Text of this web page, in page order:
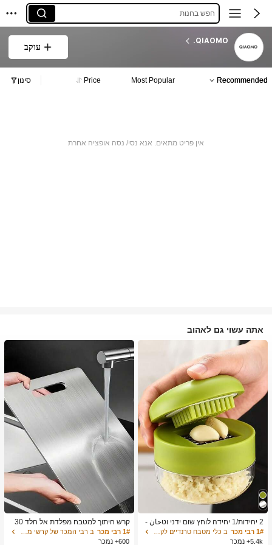
חפש בחנות
QIAOMO.
עוקב
Recommended
Most Popular
Price סינון
אין פריט מתאים. אנא נסי/ נסה אופציה אחרת
אתה עשוי גם לאהוב
2 יחידות/1 יחידה לוחץ שום ידני וטحان -
כלי מטבח רב-תכליתי, ניתן להשתמש לקי
צוץ, פריסה וטחינה, מתאים לבית, מסעד
1# רבי מכר
5.4k+ נמכר
קרש חיתוך למטבח מפלדת אל חלד 30
4, מתאים לחיתוך בשר, פירות וירקות, קל
לניקוי, לבישול ביתי
1# רבי מכר
600+ נמכר